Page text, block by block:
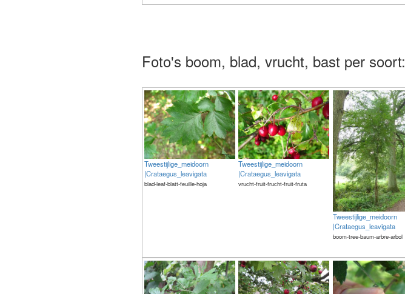
Foto's boom, blad, vrucht, bast per soort:
Tweestijlige_meidoorn
|Crataegus_leavigata
blad-leaf-blatt-feuille-hoja
Tweestijlige_meidoorn
|Crataegus_leavigata
vrucht-fruit-frucht-fruit-fruta
Tweestijlige_meidoorn
|Crataegus_leavigata
boom-tree-baum-arbre-arbol